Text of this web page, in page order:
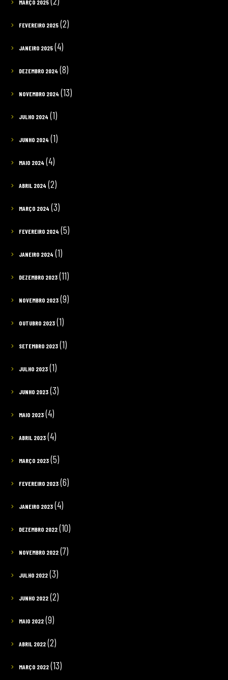
MARÇO 2025
FEVEREIRO 2025(2)
JANEIRO 2025(4)
DEZEMBRO 2024 (8)
NOVEMBRO 2024 (13)
JULHO 2024 (1)
JUNHO 2024 (1)
MAIO 2024 (4)
ABRIL 2024 (2)
MARÇO 2024 (3)
FEVEREIRO 2024 (5)
JANEIRO 2024 (1)
DEZEMBRO 2023(11)
NOVEMBRO 2023(9)
OUTUBRO 2023(1)
SETEMBRO 2023(1)
JULHO 2023(1)
JUNHO 2023(3)
MAIO 2023(4)
ABRIL 2023(4)
MARÇO 2023(5)
FEVEREIRO 2023(6)
JANEIRO 2023(4)
DEZEMBRO 2022(10)
NOVEMBRO 2022(7)
JULHO 2022(3)
JUNHO 2022(2)
MAIO 2022(9)
ABRIL 2022(2)
MARÇO 2022(13)